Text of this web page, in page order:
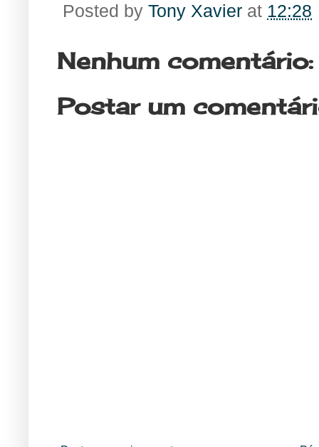
Posted by Tony Xavier at 12:28
Nenhum comentário:
Postar um